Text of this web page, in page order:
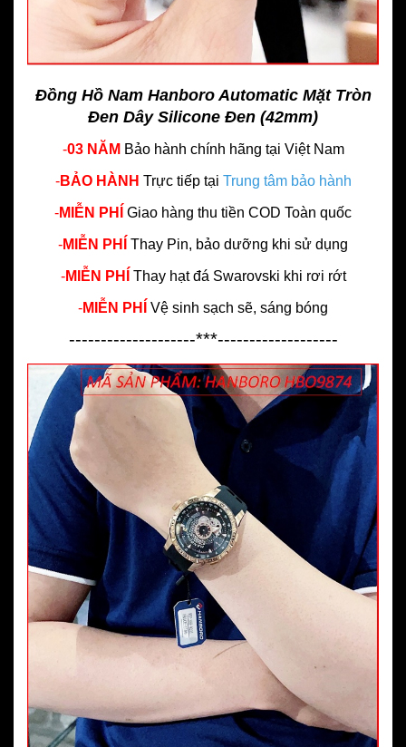
Đồng Hồ Nam Hanboro Automatic Mặt Tròn
Đen Dây Silicone Đen (42mm)
-03 NĂM Bảo hành chính hãng tại Việt Nam
-BẢO HÀNH Trực tiếp tại Trung tâm bảo hành
-MIỄN PHÍ Giao hàng thu tiền COD Toàn quốc
-MIỄN PHÍ Thay Pin, bảo dưỡng khi sử dụng
-MIỄN PHÍ Thay hạt đá Swarovski khi rơi rớt
-MIỄN PHÍ Vệ sinh sạch sẽ, sáng bóng
--------------------***-------------------